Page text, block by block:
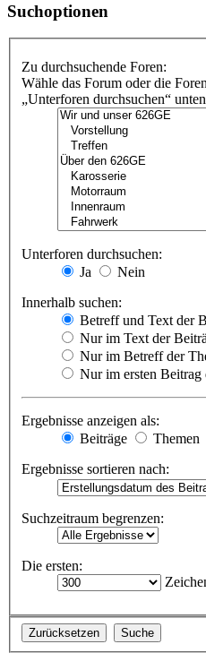
Suchoptionen
Zu durchsuchende Foren:
Wähle das Forum oder die
„Unterforen durchsuchen“
Unterforen durchsuchen:
Ja
Nein
Innerhalb suchen:
Betreff und Text der
Nur im Text der
Nur im Betreff der
Nur im ersten Beitrag
Ergebnisse anzeigen als:
Beiträge
Themen
Ergebnisse sortieren nach:
Suchzeitraum begrenzen:
Die ersten: